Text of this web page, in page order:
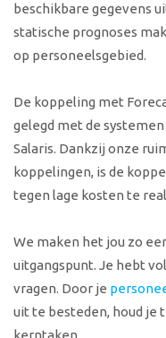
beschikbare gegevens
statische prognoses
op personeelsgebied.
De koppeling met
gelegd met de
Salaris. Dankzij onze
koppelingen, is de
tegen lage kosten te
We maken het jou zo
uitgangspunt. Je hebt
vragen. Door je
uit te besteden, houd je